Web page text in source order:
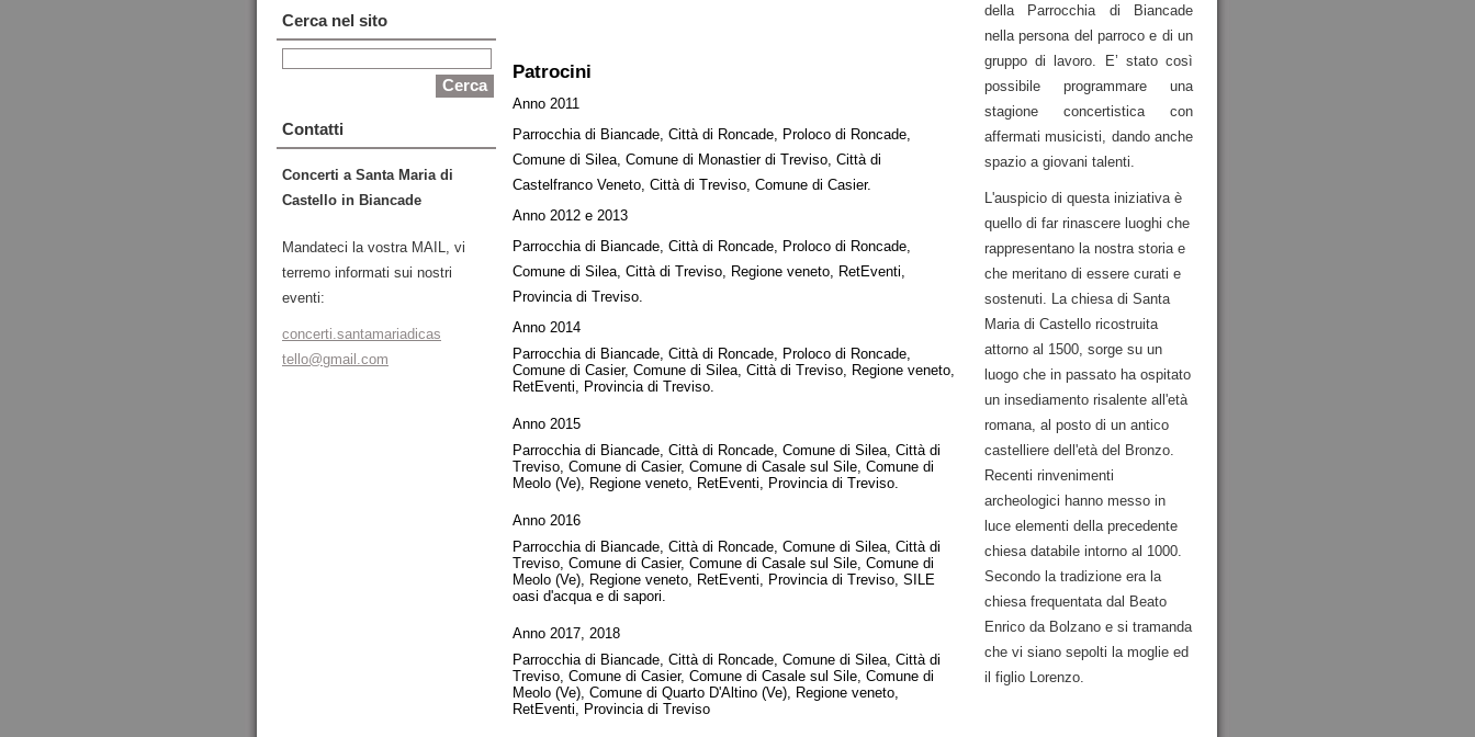
Patrocini
Anno 2011
Parrocchia di Biancade, Città di Roncade, Proloco di Roncade,
Comune di Silea, Comune di Monastier di Treviso, Città di
Castelfranco Veneto, Città di Treviso, Comune di Casier.
Anno 2012 e 2013
Parrocchia di Biancade, Città di Roncade, Proloco di Roncade,
Comune di Silea, Città di Treviso, Regione veneto, RetEventi,
Provincia di Treviso.
Anno 2014
Parrocchia di Biancade, Città di Roncade, Proloco di Roncade,
Comune di Casier, Comune di Silea, Città di Treviso, Regione veneto,
RetEventi, Provincia di Treviso.
Anno 2015
Parrocchia di Biancade, Città di Roncade, Comune di Silea, Città di
Treviso, Comune di Casier, Comune di Casale sul Sile, Comune di
Meolo (Ve), Regione veneto, RetEventi, Provincia di Treviso.
Anno 2016
Parrocchia di Biancade, Città di Roncade, Comune di Silea, Città di
Treviso, Comune di Casier, Comune di Casale sul Sile, Comune di
Meolo (Ve), Regione veneto, RetEventi, Provincia di Treviso, SILE
oasi d'acqua e di sapori.
Anno 2017, 2018
Parrocchia di Biancade, Città di Roncade, Comune di Silea, Città di
Treviso, Comune di Casier, Comune di Casale sul Sile, Comune di
Meolo (Ve), Comune di Quarto D'Altino (Ve), Regione veneto,
RetEventi, Provincia di Treviso
della Parrocchia di Biancade
nella persona del parroco e di un
gruppo di lavoro. E’ stato così
possibile programmare una
stagione concertistica con
affermati musicisti, dando anche
spazio a giovani talenti.
L'auspicio di questa iniziativa è
quello di far rinascere luoghi che
rappresentano la nostra storia e
che meritano di essere curati e
sostenuti. La chiesa di Santa
Maria di Castello ricostruita
attorno al 1500, sorge su un
luogo che in passato ha ospitato
un insediamento risalente all'età
romana, al posto di un antico
castelliere dell'età del Bronzo.
Recenti rinvenimenti
archeologici hanno messo in
luce elementi della precedente
chiesa databile intorno al 1000.
Secondo la tradizione era la
chiesa frequentata dal Beato
Enrico da Bolzano e si tramanda
che vi siano sepolti la moglie ed
il figlio Lorenzo.
Cerca nel sito
Contatti
Concerti a Santa Maria di
Castello in Biancade
Mandateci la vostra MAIL, vi
terremo informati sui nostri
eventi:
concerti.santamariadicas
tello@gmail.com